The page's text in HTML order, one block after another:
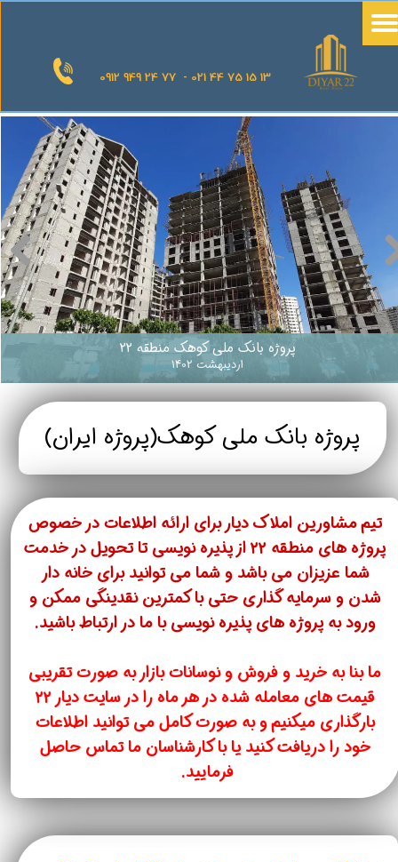
0912 949 24 77 - 021 44 75 15 13
پروژه بانک ملی کوهک منطقه 22
اردیبهشت 1402
پروژه بانک ملی کوهک(پروژه ایران)
تیم مشاورین املاک دیار برای ارائه اطلاعات در خصوص
پروژه های منطقه ۲۲ از پذیره نویسی تا تحویل در خدمت
شما عزیزان می باشد و شما می توانید برای خانه دار
شدن و سرمایه گذاری حتی با کمترین نقدینگی ممکن و
ورود به پروژه های پذیره نویسی با ما در ارتباط باشید.
ما بنا به خرید و فروش و نوسانات بازار به صورت تقریبی
قیمت های معامله شده در هر ماه را در سایت دیار ۲۲
بارگذاری میکنیم و به صورت کامل می توانید اطلاعات
خود را دریافت کنید یا با کارشناسان ما تماس حاصل
فرمایید. ​​​​​​​